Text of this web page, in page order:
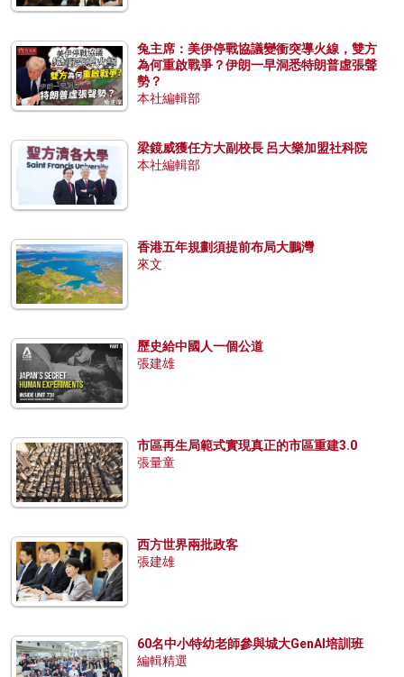
兔主席：美伊停戰協議變衝突導火線，雙方
為何重啟戰爭？伊朗一早洞悉特朗普虛張聲
勢？
本社編輯部
梁鏡威獲任方大副校長 呂大樂加盟社科院
本社編輯部
香港五年規劃須提前布局大鵬灣
來文
歷史給中國人一個公道
張建雄
市區再生局範式實現真正的市區重建3.0
張量童
西方世界兩批政客
張建雄
60名中小特幼老師參與城大GenAI培訓班
編輯精選